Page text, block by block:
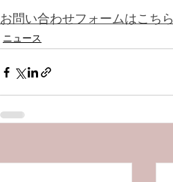
お問い合わせフォームはこちら
ニュース